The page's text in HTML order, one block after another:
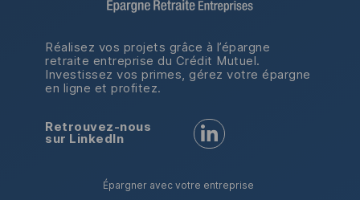
Réalisez vos projets grâce à l’épargne
retraite entreprise du Crédit Mutuel.
Investissez vos primes, gérez votre épargne
en ligne et profitez.
Retrouvez-nous
sur LinkedIn Retrouvez-nous sur
Épargner avec votre entreprise